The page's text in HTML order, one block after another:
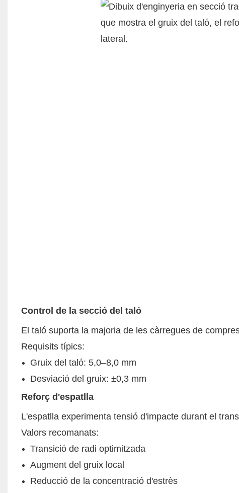
Control de la secció del taló
El taló suporta la majoria de les càrregues de
Requisits típics:
Gruix del taló: 5,0–8,0 mm
Desviació del gruix: ±0,3 mm
Reforç d'espatlla
L'espatlla experimenta tensió d'impacte durant el
Valors recomanats:
Transició de radi optimitzada
Augment del gruix local
Reducció de la concentració d'estrès